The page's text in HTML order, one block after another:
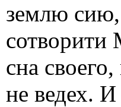
землю сию,
сотворити
сна
не ведех.